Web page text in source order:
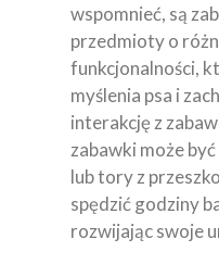
wspomnieć, są
przedmioty o
funkcjonalności,
myślenia psa i
interakcję z
zabawki może
lub tory z
spędzić godziny
rozwijając swoje